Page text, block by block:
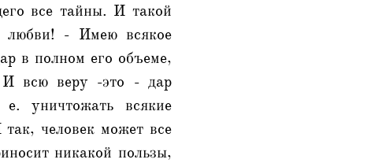
все тайны. И такой
любви! - Имею всякое
в полном его объеме,
всю веру -это - дар
уничтожать всякие
человек может все
никакой пользы,